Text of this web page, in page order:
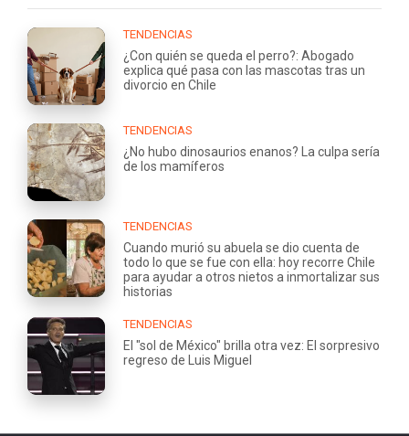
TENDENCIAS
¿Con quién se queda el perro?: Abogado
explica qué pasa con las mascotas tras un
divorcio en Chile
TENDENCIAS
¿No hubo dinosaurios enanos? La culpa sería
de los mamíferos
TENDENCIAS
Cuando murió su abuela se dio cuenta de
todo lo que se fue con ella: hoy recorre Chile
para ayudar a otros nietos a inmortalizar sus
historias
TENDENCIAS
El "sol de México" brilla otra vez: El sorpresivo
regreso de Luis Miguel